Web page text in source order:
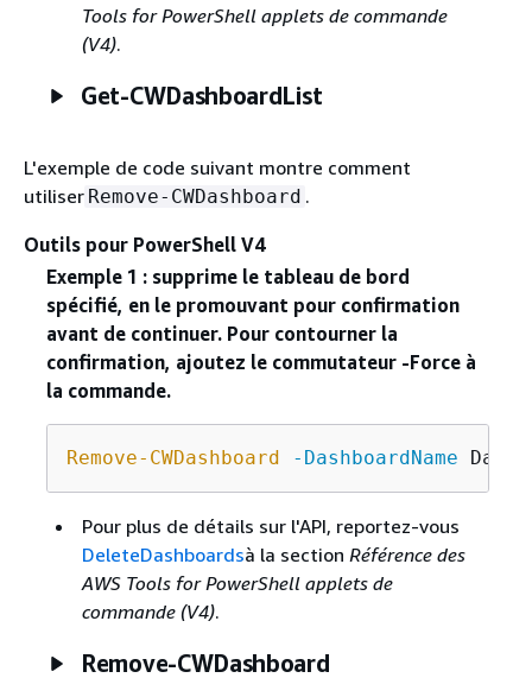
Tools for PowerShell applets de commande
(V4).
Get-CWDashboardList
L'exemple de code suivant montre comment
utiliser Remove-CWDashboard .
Outils pour PowerShell V4
Exemple 1 : supprime le tableau de bord
spécifié, en le promouvant pour confirmation
avant de continuer. Pour contourner la
confirmation, ajoutez le commutateur -Force à
la commande.
Remove-CWDashboard -DashboardName
Pour plus de détails sur l'API, reportez-vous
DeleteDashboardsà la section Référence des
AWS Tools for PowerShell applets de
commande (V4).
Remove-CWDashboard